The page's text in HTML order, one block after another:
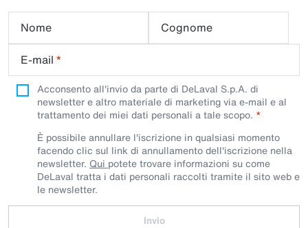
Nome
Cognome
E-mail *
Acconsento all'invio da parte di DeLaval S.p.A. di
newsletter e altro materiale di marketing via e-mail e al
trattamento dei miei dati personali a tale scopo.
È possibile annullare l'iscrizione in qualsiasi momento
facendo clic sul link di annullamento dell'iscrizione nella
newsletter. Qui potete trovare informazioni su come
DeLaval tratta i dati personali raccolti tramite il sito web e
le newsletter.
Invio